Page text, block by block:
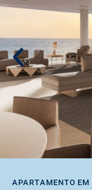
APARTAMENTO EM